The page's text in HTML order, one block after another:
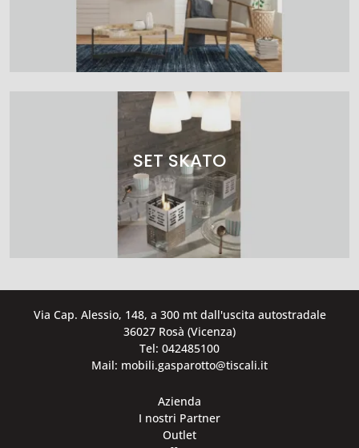
SET SKATO
Via Cap. Alessio, 148, a 300 mt dall'uscita autostradale
36027 Rosà (Vicenza)
Tel: 042485100
Mail: mobili.gasparotto@tiscali.it
Azienda
I nostri Partner
Outlet